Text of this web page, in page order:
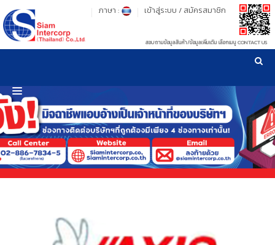
รู้ลึก รู้จริง เรื่องเครื่องมือทดสอบวัสดุ ! ยืน 1 เรื่องมาตรฐานการให้บริการ
เข้าสู่ระบบ / สมัครสมาชิก
ภาษา :
สอบถามข้อมูลสินค้า/ข้อมูลเพิ่มเติม เลือกเมนู CONTACT US
NEW WEBSITE
HOME
PRODUCT
OUR CLIENTS
CALIBRATION